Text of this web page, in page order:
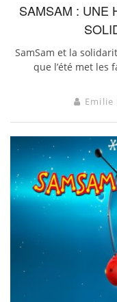
SAMSAM : UNE
SamSam et la
que l’été met les